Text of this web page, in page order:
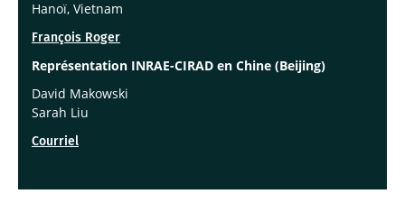
Hanoï, Vietnam
François Roger
Représentation INRAE-CIRAD en Chine (Beijing)
David Makowski
Sarah Liu
Courriel